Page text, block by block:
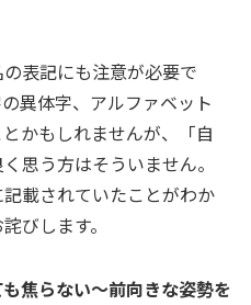
表記にも注意が必要で
異体字、アルファベット
かもしれませんが、「自
思う方はそういません。
載されていたことがわか
びします。
焦らない～前向きな姿勢を